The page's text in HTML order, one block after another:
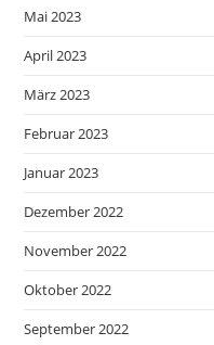
Mai 2023
April 2023
März 2023
Februar 2023
Januar 2023
Dezember 2022
November 2022
Oktober 2022
September 2022